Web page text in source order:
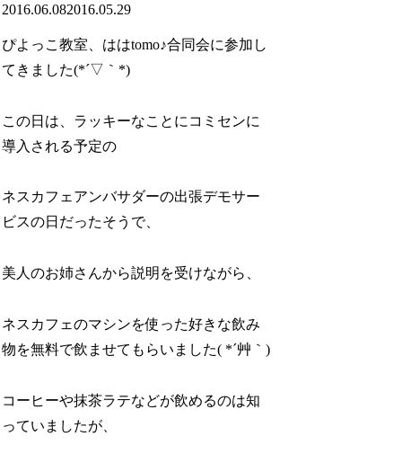
2016.06.082016.05.29
ぴよっこ教室、ははtomo♪合同会に参加し
てきました(*´▽｀*)
この日は、ラッキーなことにコミセンに
導入される予定の
ネスカフェアンバサダーの出張デモサー
ビスの日だったそうで、
美人のお姉さんから説明を受けながら、
ネスカフェのマシンを使った好きな飲み
物を無料で飲ませてもらいました( *´艸｀)
コーヒーや抹茶ラテなどが飲めるのは知
っていましたが、